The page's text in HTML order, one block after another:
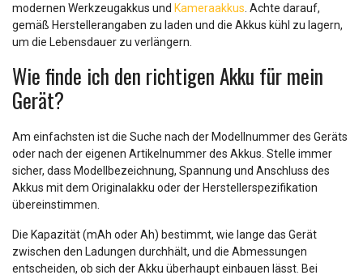
modernen Werkzeugakkus und Kameraakkus . Achte darauf,
gemäß Herstellerangaben zu laden und die Akkus kühl zu lagern,
um die Lebensdauer zu verlängern.
Wie finde ich den richtigen Akku für mein
Gerät?
Am einfachsten ist die Suche nach der Modellnummer des Geräts
oder nach der eigenen Artikelnummer des Akkus. Stelle immer
sicher, dass Modellbezeichnung, Spannung und Anschluss des
Akkus mit dem Originalakku oder der Herstellerspezifikation
übereinstimmen.
Die Kapazität (mAh oder Ah) bestimmt, wie lange das Gerät
zwischen den Ladungen durchhält, und die Abmessungen
entscheiden, ob sich der Akku überhaupt einbauen lässt. Bei